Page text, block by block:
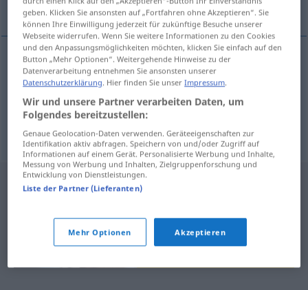
zeitweilig, vorübergehend, befristet, zeitlich
zeitweilig,vorübergehend,befristet tijdelijk
zeitlich tijdelijk
geben. Klicken Sie ansonsten auf „Fortfahren ohne Akzeptieren“. Sie
können Ihre Einwilligung jederzeit für zukünftige Besuche unserer
Webseite widerrufen. Wenn Sie weitere Informationen zu den Cookies
und den Anpassungsmöglichkeiten möchten, klicken Sie einfach auf den
Button „Mehr Optionen“. Weitergehende Hinweise zu der
Datenverarbeitung entnehmen Sie ansonsten unserer
Datenschutzerklärung. Hier finden Sie unserImpressum.
Wir und unsere Partner verarbeiten Daten, um
Folgendes bereitzustellen:
Genaue Geolocation-Daten verwenden. Geräteeigenschaften zur
Identifikation aktiv abfragen. Speichern von und/oder Zugriff auf
Informationen auf einem Gerät. Personalisierte Werbung und Inhalte,
Messung von Werbung und Inhalten, Zielgruppenforschung und
Entwicklung von Dienstleistungen.
Liste der Partner (Lieferanten)
Mehr Optionen Akzeptieren